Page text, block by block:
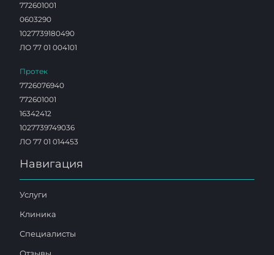
772601001
0603290
1027739180490
ЛО 77 01 004101
Протек
7726076940
772601001
16342412
1027739749036
ЛО 77 01 014453
Навигация
Услуги
Клиника
Специалисты